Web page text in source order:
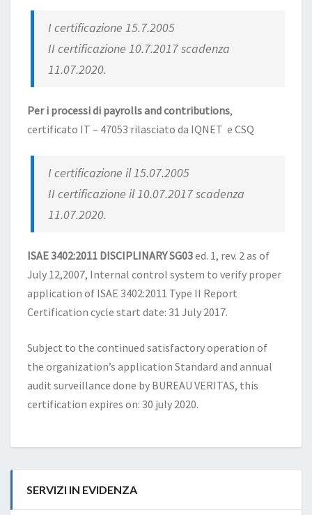
I certificazione 15.7.2005
II certificazione 10.7.2017 scadenza
11.07.2020.
Per i processi di payrolls and contributions,
certificato IT – 47053 rilasciato da IQNET e CSQ
I certificazione il 15.07.2005
II certificazione il 10.07.2017 scadenza
11.07.2020.
ISAE 3402:2011 DISCIPLINARY SG03ed. 1, rev. 2 as of
July 12,2007, Internal control system to verify proper
application of ISAE 3402:2011 Type II Report
Certification cycle start date: 31 July 2017.
Subject to the continued satisfactory operation of
the organization’s application Standard and annual
audit surveillance done by BUREAU VERITAS, this
certification expires on: 30 july 2020.
SERVIZI IN EVIDENZA